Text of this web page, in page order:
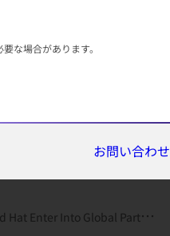
な場合があります。
お問い合わせ
Into Global Partnership to Offer Mission-Cri...